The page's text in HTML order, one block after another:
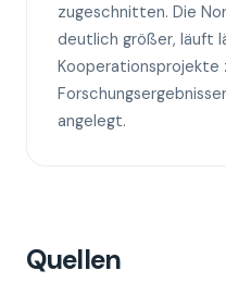
zugeschnitten. Die
deutlich größer, läuft
Kooperationsprojekte
angelegt.
Quellen